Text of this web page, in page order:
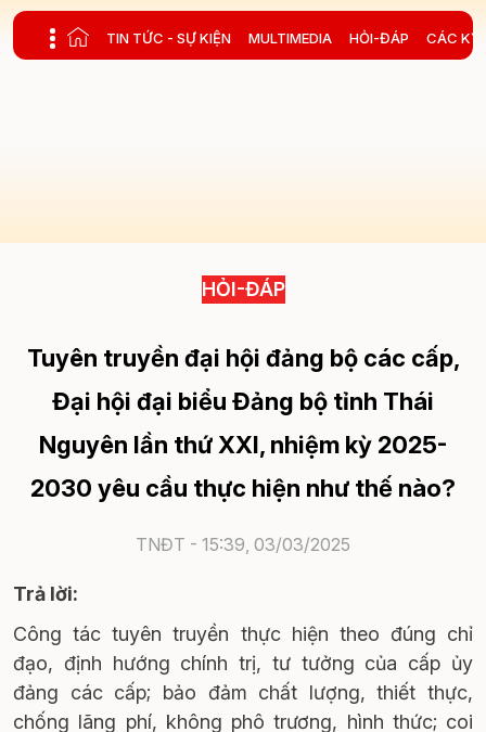
Toggle main menu visibility
TIN TỨC - SỰ KIỆN MULTIMEDIA HỎI-ĐÁP CÁC KỲ
HỎI-ĐÁP
Tuyên truyền đại hội đảng bộ các cấp,
Đại hội đại biểu Đảng bộ tỉnh Thái
Nguyên lần thứ XXI, nhiệm kỳ 2025-
2030 yêu cầu thực hiện như thế nào?
TNĐT - 15:39, 03/03/2025
Trả lời:
Công tác tuyên truyền thực hiện theo đúng chỉ
đạo, định hướng chính trị, tư tưởng của cấp ủy
đảng các cấp; bảo đảm chất lượng, thiết thực,
chống lãng phí, không phô trương, hình thức; coi